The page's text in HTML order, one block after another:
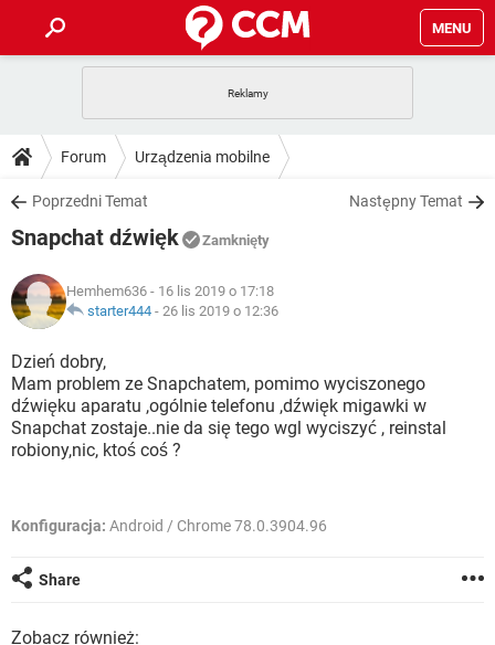
MENU
GRY WHATSAPP
SPOTIFY
INSTAGRAM FACEBOOK
WINDOWS 10
PORADY
PlayStation TIKTOK
INSTAGRAM FACEBOOK
WINDOWS 10
DO POBRANIA
ANDROID TIKTOK
GRY
IOS NETFLIX
INSTAGRAM
WINDOWS 10
FORUM
COVID-19 TIKTOK
GRY
SPOTIFY
INSTAGRAM FACEBOOK
WINDOWS 10
ARTYKUŁY
COVID-19
GRY WHATSAPP
SPOTIFY NETFLIX
INSTAGRAM
Forum Urządzenia mobilne
Poprzedni Temat Następny Temat
Snapchat dźwięk Zamknięty
Hemhem636 - 16 lis 2019 o 17:18
starter444 - 26 lis 2019 o 12:36
Dzień dobry,
Mam problem ze Snapchatem, pomimo wyciszonego
dźwięku aparatu ,ogólnie telefonu ,dźwięk migawki w
Snapchat zostaje..nie da się tego wgl wyciszyć , reinstal
robiony,nic, ktoś coś ?
Konfiguracja: Android / Chrome 78.0.3904.96
Share
Zobacz również: